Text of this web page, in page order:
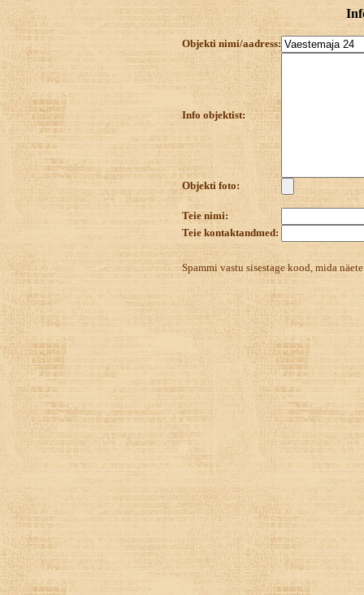
Objekti nimi/aadress:
Info objektist:
Objekti foto:
Teie nimi:
Teie kontaktandmed:
Spammi vastu sisestage kood, mida